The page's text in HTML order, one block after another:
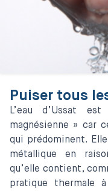
Puiser tous
L’eau d’Ussat
magnésienne » car
qui prédominent.
métallique en
qu’elle contient,
pratique thermale